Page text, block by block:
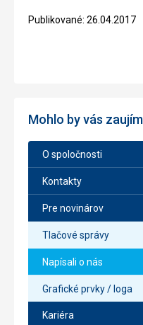
Publikované: 26.04.2017
Mohlo by vás
O spoločnosti
Kontakty
Pre novinárov
Tlačové správy
Napísali o nás
Grafické prvky / loga
Kariéra